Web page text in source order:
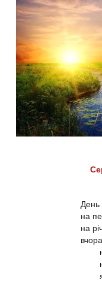
День
на
на
на
на